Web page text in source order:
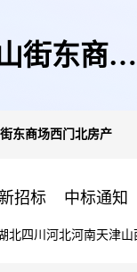
街东商场
东商场西门北房产
招标 中标通知
北四川 河北河南天津山